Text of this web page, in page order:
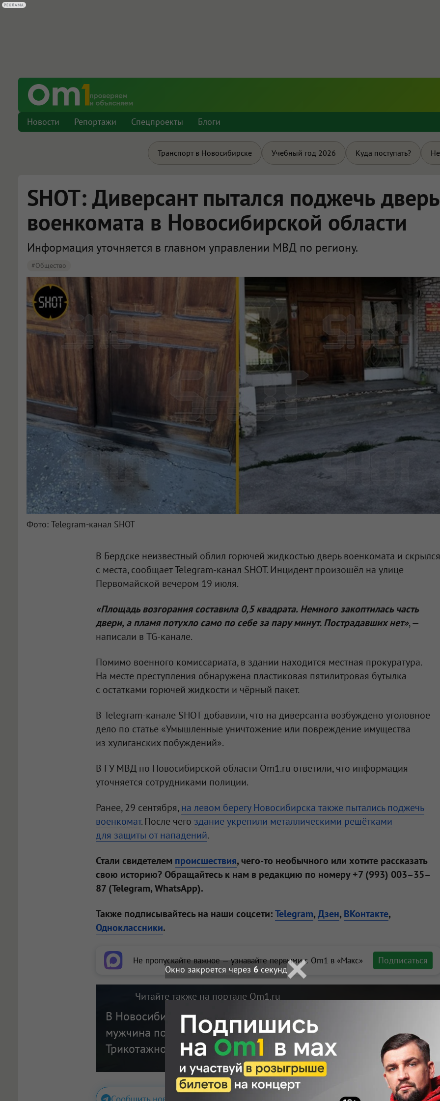
Новости Репортажи Спецпроекты Блоги
Транспорт в Новосибирске Учебный год 2026 Куда поступать?
SHOT: Диверсант пытался поджечь дверь
военкомата в Новосибирской области
Информация уточняется в главном управлении МВД по региону.
#Общество
Фото: Telegram-канал SHOT
В Бердске неизвестный облил горючей жидкостью дверь военкомата и скрылся
с места, сообщает Telegram-канал SHOT. Инцидент произошёл на улице
Первомайской вечером 19 июля.
«Площадь возгорания составила 0,5 квадрата. Немного закоптилась часть
двери, а пламя потухло само по себе за пару минут. Пострадавших нет», —
написали в TG-канале.
Помимо военного комиссариата, в здании находится местная прокуратура.
На месте преступления обнаружена пластиковая пятилитровая бутылка
с остатками горючей жидкости и чёрный пакет.
В Telegram-канале SHOT добавили, что на диверсанта возбуждено уголовное
дело по статье «Умышленные уничтожение или повреждение имущества
из хулиганских побуждений».
В ГУ МВД по Новосибирской области Om1.ru ответили, что информация
уточняется сотрудниками полиции.
Ранее, 29 сентября,на левом берегу Новосибирска также пытались поджечь
военкомат. После чего здание укрепили металлическими решётками
для защиты от нападений.
Стали свидетелем происшествия, чего-то необычного или хотите рассказать
свою историю? Обращайтесь к нам в редакцию по номеру +7 (993) 003–35–
87 (Telegram, WhatsApp).
Также подписывайтесь на наши соцсети:Telegram,Дзен, ВКонтакте,
Одноклассники.
Не пропускайте важное — узнавайте первыми с Om1 в «Макс» Подписаться
Читайте также на портале Om1.ru
В Новосибирске неизвестный
мужчина поджёг автомойку на улице
Трикотажной. ВИДЕО
Окно закроется через 4 секунд
РЕКЛАМА